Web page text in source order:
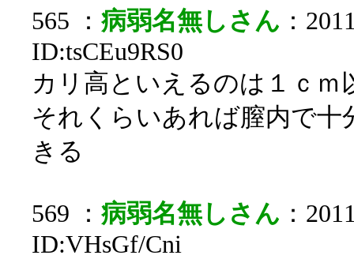
565 ： 病弱名無しさん ：
ID:tsCEu9RS0
カリ高といえるのは１ｃｍ
それくらいあれば膣内で十
きる
569 ： 病弱名無しさん ：
ID:VHsGf/Cni